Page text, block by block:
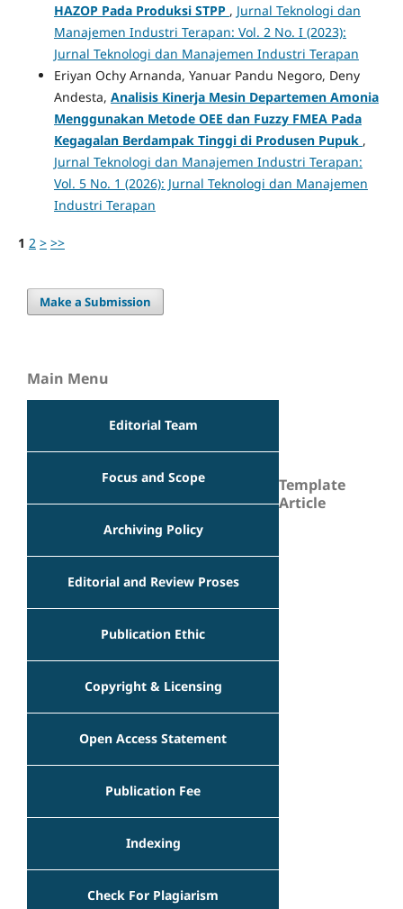
HAZOP Pada Produksi STPP , Jurnal Teknologi dan
Manajemen Industri Terapan: Vol. 2 No. I (2023):
Jurnal Teknologi dan Manajemen Industri Terapan
Eriyan Ochy Arnanda, Yanuar Pandu Negoro, Deny
Andesta, Analisis Kinerja Mesin Departemen Amonia
Menggunakan Metode OEE dan Fuzzy FMEA Pada
Kegagalan Berdampak Tinggi di Produsen Pupuk ,
Jurnal Teknologi dan Manajemen Industri Terapan:
Vol. 5 No. 1 (2026): Jurnal Teknologi dan Manajemen
Industri Terapan
1 2 > >>
Make a Submission
Main Menu
Editorial Team
Focus and Scope
Archiving Policy
Editorial and Review Proses
Publication Ethic
Copyright & Licensing
Open Access Statement
Publication Fee
Indexing
Check For Plagiarism
Template
Article